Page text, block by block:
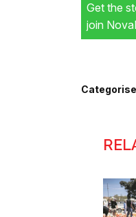
Get the
join